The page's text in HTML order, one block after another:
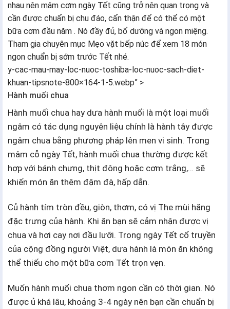
nhau nên mâm cơm ngày Tết cũng trở nên quan trọng và
cần được chuẩn bị chu đáo, cẩn thận để có thể có một
bữa cơm đầu năm . Nó đầy đủ, bổ dưỡng và ngon miệng.
Tham gia chuyên mục Mẹo vặt bếp núc để xem 18 món
ngon chuẩn bị sớm trước Tết nhé.
y-cac-mau-may-loc-nuoc-toshiba-loc-nuoc-sach-diet-
khuan-tipsnote-800×164-1-5.webp” >
Hành muối chua
Hành muối chua hay dưa hành muối là một loại muối
ngâm có tác dụng nguyên liệu chính là hành tây được
ngâm chua bằng phương pháp lên men vi sinh. Trong
mâm cỗ ngày Tết, hành muối chua thường được kết
hợp với bánh chưng, thịt đông hoặc cơm trắng,… sẽ
khiến món ăn thêm đậm đà, hấp dẫn.
Củ hành tím tròn đều, giòn, thơm, có vị The mùi hăng
đặc trưng của hành. Khi ăn bạn sẽ cảm nhận được vị
chua và hơi cay nơi đầu lưỡi. Trong ngày Tết cổ truyền
của cộng đồng người Việt, dưa hành là món ăn không
thể thiếu cho một bữa cơm Tết trọn vẹn.
Muốn hành muối chua thơm ngon cần có thời gian. Nó
được ủ khá lâu, khoảng 3-4 ngày nên bạn cần chuẩn bị